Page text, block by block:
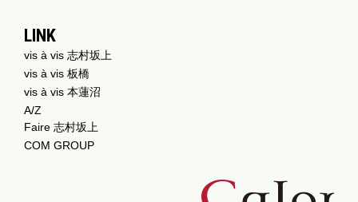
LINK
vis à vis 志村坂上
vis à vis 板橋
vis à vis 本蓮沼
A/Z
Faire 志村坂上
COM GROUP